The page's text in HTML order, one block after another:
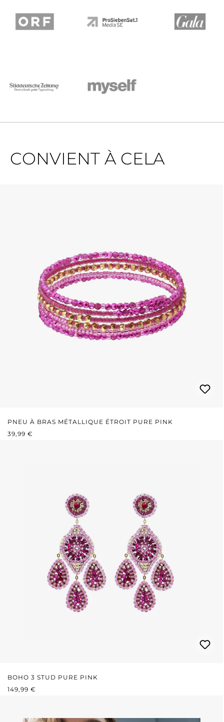
CONVIENT À CELA
PNEU À BRAS MÉTALLIQUE ÉTROIT PURE PINK
PRIX RÉGULIER :
39,99 €
BOHO 3 STUD PURE PINK
PRIX RÉGULIER :
149,99 €